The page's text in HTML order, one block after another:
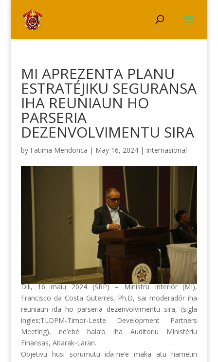
MI APREZENTA PLANU
ESTRATÉJIKU SEGURANSA
IHA REUNIAUN HO
PARSERIA
DEZENVOLVIMENTU SIRA
by Fatima Mendonca | May 16, 2024| Internasional
Dili, 16 maiu 2024 (SRP) – Ministru Interiór (MI),
Francisco da Costa Guterres, Ph.D, sai moderadór iha
reuniaun ida ho parseria dezenvolvimentu sira, (sigla
ingles;TLDPM-Timor-Leste Development Partners
Meeting), ne’ebé hala’o iha Auditoriu Ministériu
Finansas, Aitarak-Laran.
Objetivu husi sorumutu ida-ne’e maka atu hametin